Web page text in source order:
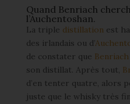
Quand Benriach
l’Auchentoshan.
La triple distillation est
des irlandais ou d’
de constater que Benriach
son distillat. Après tout,
d’en tenter quatre, alors
juste que le whisky très